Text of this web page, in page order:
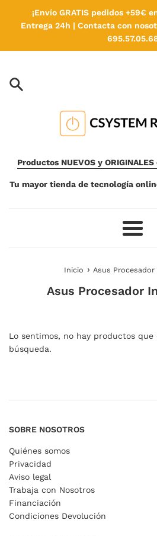
directamente
¡Envío GRATIS pedidos +59€
Entrega 24h | Contacta con
Productos NUEVOS y
Tu mayor tienda de tecnología
Más
Inicio › Asus
Asus Procesador
Lo sentimos, no hay productos
búsqueda.
SOBRE NOSOTROS
Quiénes somos
Privacidad
Aviso legal
Trabaja con Nosotros
Financiación
Condiciones Devolución